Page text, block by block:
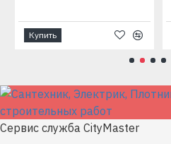
Купить
Сервис служба CityMaster